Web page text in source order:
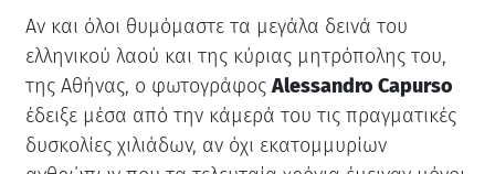
Αν και όλοι θυμόμαστε τα μεγάλα δεινά του
ελληνικού λαού και της κύριας μητρόπολης του,
της Αθήνας, ο φωτογράφοςAlessandro Capurso
έδειξε μέσα από την κάμερά του τις πραγματικές
δυσκολίες χιλιάδων, αν όχι εκατομμυρίων